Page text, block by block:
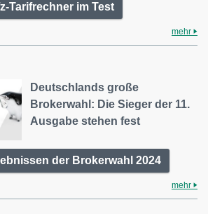
Tarifrechner im Test
mehr
Deutschlands große
Brokerwahl: Die Sieger der 11.
Ausgabe stehen fest
der Brokerwahl 2024
mehr